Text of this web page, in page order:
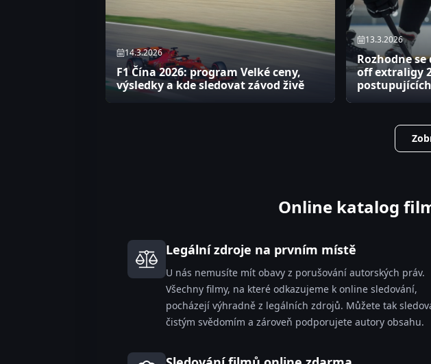
14.3.2026
F1 Čína 2026: program Velké ceny,
výsledky a kde sledovat závod živě
13.3.2026
Rozhodne
off extraligy
Online katalog
Legální zdroje na prvním místě
U nás nemusíte mít obavy z porušování autorských práv.
Všechny filmy, na které odkazujeme k online sledování,
pocházejí výhradně z legálních zdrojů. Můžete tak
čistým svědomím a zároveň podporujete autory obsahu.